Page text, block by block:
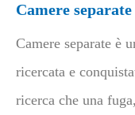
Camere
Camere separate è
ricercata e
ricerca che una